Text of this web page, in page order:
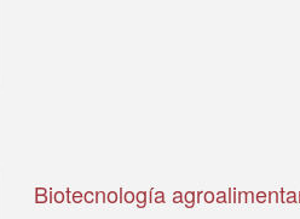
Biotecnología